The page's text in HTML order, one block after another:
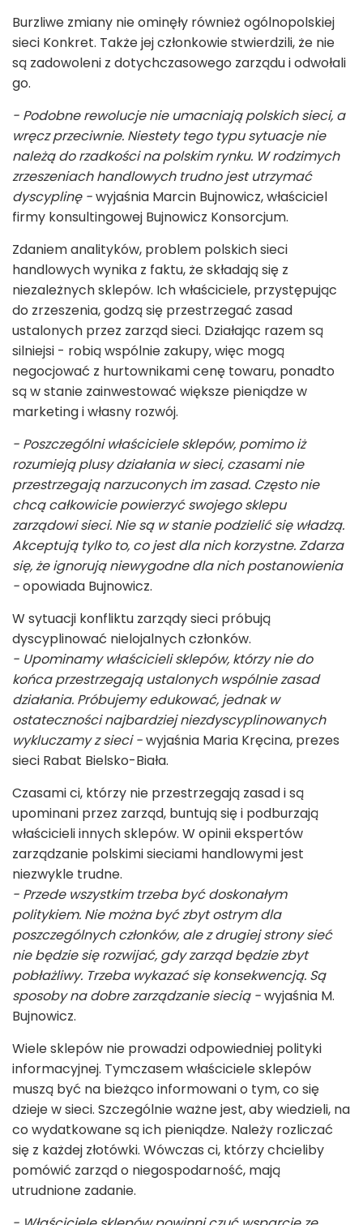
Burzliwe zmiany nie ominęły również ogólnopolskiej
sieci Konkret. Także jej członkowie stwierdzili, że nie
są zadowoleni z dotychczasowego zarządu i odwołali
go.
- Podobne rewolucje nie umacniają polskich sieci, a
wręcz przeciwnie. Niestety tego typu sytuacje nie
należą do rzadkości na polskim rynku. W rodzimych
zrzeszeniach handlowych trudno jest utrzymać
dyscyplinę -wyjaśnia Marcin Bujnowicz, właściciel
firmy konsultingowej Bujnowicz Konsorcjum.
Zdaniem analityków, problem polskich sieci
handlowych wynika z faktu, że składają się z
niezależnych sklepów. Ich właściciele, przystępując
do zrzeszenia, godzą się przestrzegać zasad
ustalonych przez zarząd sieci. Działając razem są
silniejsi - robią wspólnie zakupy, więc mogą
negocjować z hurtownikami cenę towaru, ponadto
są w stanie zainwestować większe pieniądze w
marketing i własny rozwój.
- Poszczególni właściciele sklepów, pomimo iż
rozumieją plusy działania w sieci, czasami nie
przestrzegają narzuconych im zasad. Często nie
chcą całkowicie powierzyć swojego sklepu
zarządowi sieci. Nie są w stanie podzielić się władzą.
Akceptują tylko to, co jest dla nich korzystne. Zdarza
się, że ignorują niewygodne dla nich postanowienia
-opowiada Bujnowicz.
W sytuacji konfliktu zarządy sieci próbują
dyscyplinować nielojalnych członków.
- Upominamy właścicieli sklepów, którzy nie do
końca przestrzegają ustalonych wspólnie zasad
działania. Próbujemy edukować, jednak w
ostateczności najbardziej niezdyscyplinowanych
wykluczamy z sieci -wyjaśnia Maria Kręcina, prezes
sieci Rabat Bielsko-Biała.
Czasami ci, którzy nie przestrzegają zasad i są
upominani przez zarząd, buntują się i podburzają
właścicieli innych sklepów. W opinii ekspertów
zarządzanie polskimi sieciami handlowymi jest
niezwykle trudne.
- Przede wszystkim trzeba być doskonałym
politykiem. Nie można być zbyt ostrym dla
poszczególnych członków, ale z drugiej strony sieć
nie będzie się rozwijać, gdy zarząd będzie zbyt
pobłażliwy. Trzeba wykazać się konsekwencją. Są
sposoby na dobre zarządzanie siecią -wyjaśnia M.
Bujnowicz.
Wiele sklepów nie prowadzi odpowiedniej polityki
informacyjnej. Tymczasem właściciele sklepów
muszą być na bieżąco informowani o tym, co się
dzieje w sieci. Szczególnie ważne jest, aby wiedzieli, na
co wydatkowane są ich pieniądze. Należy rozliczać
się z każdej złotówki. Wówczas ci, którzy chcieliby
pomówić zarząd o niegospodarność, mają
utrudnione zadanie.